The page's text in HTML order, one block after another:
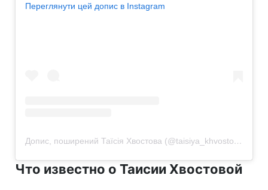
Переглянути цей допис в Instagram
Допис, поширений Таїсія Хвостова (@taisiya_khvostova)
Что известно о Таисии Хвостовой